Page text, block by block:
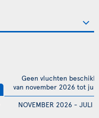
NOVEMBER 2026 - JULI
Geen vluchten
van november 2026 tot